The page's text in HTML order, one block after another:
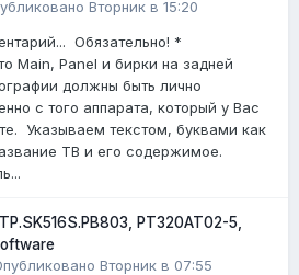
Вторник в 15:20
Обязательно! *
Main, Panel и бирки на задней
должны быть лично
с того аппарата, который у Вас
Указываем текстом, буквами как
ТВ и его содержимое.
PT320AT02-5,
Вторник в 07:55